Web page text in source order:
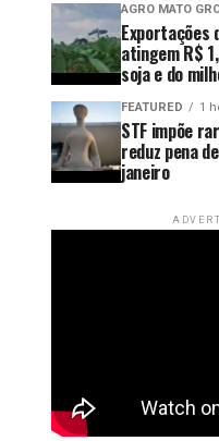
AGRO MATO
Exportações
atingem R$
soja e do
FEATURED 1
STF impõe
reduz pena
janeiro